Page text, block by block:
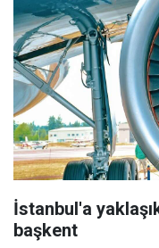
İstanbul'a
başkent